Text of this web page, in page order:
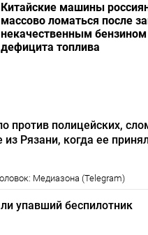
Китайские машины
массово ломаться после
некачественным бензином
дефицита топлива